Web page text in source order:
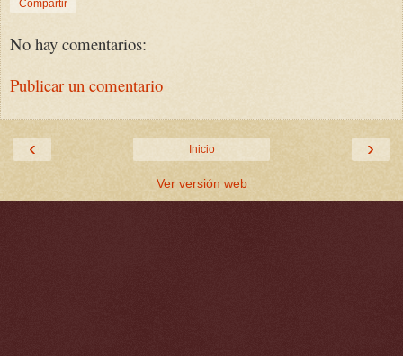
Compartir
No hay comentarios:
Publicar un comentario
‹ ›
Inicio
Ver versión web